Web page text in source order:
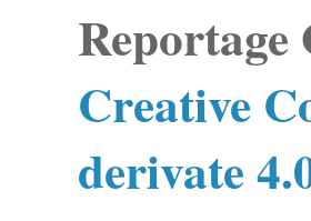
Reportage
Creative
derivate